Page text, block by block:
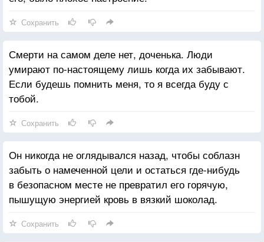
Сохранить
Смерти на самом деле нет, доченька. Люди
умирают по-настоящему лишь когда их забывают.
Если будешь помнить меня, то я всегда буду с
тобой.
Сохранить
Он никогда не оглядывался назад, чтобы соблазн
забыть о намеченной цели и остаться где-нибудь
в безопасном месте не превратил его горячую,
пышущую энергией кровь в вязкий шоколад.
Сохранить